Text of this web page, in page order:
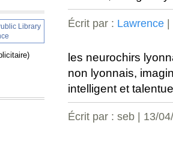
Écrit par : Lawrence
les neurochirs
non lyonnais,
intelligent et
Écrit par : seb | 13/